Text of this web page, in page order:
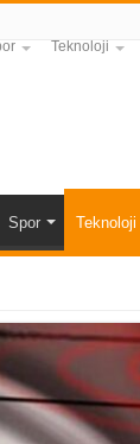
Teknoloji
Spor Teknoloji